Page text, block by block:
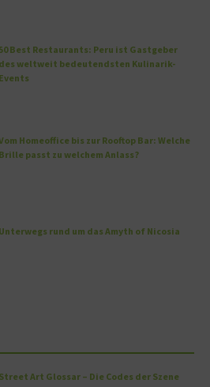
50 Best Restaurants: Peru ist Gastgeber
des weltweit bedeutendsten Kulinarik-
Events
Homeoffice bis zur Rooftop Bar: Welche
Brille passt zu welchem Anlass?
Unterwegs rund um das Amyth of Nicosia
Street Art Glossar – Die Codes der Szene